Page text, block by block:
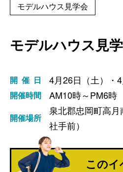
モデルハウス見学会
モデルハウス見
開催日 4月26日（土）・4
開催時間 AM10時～PM6時
開催場所
泉北郡忠岡町高
社手前）
この